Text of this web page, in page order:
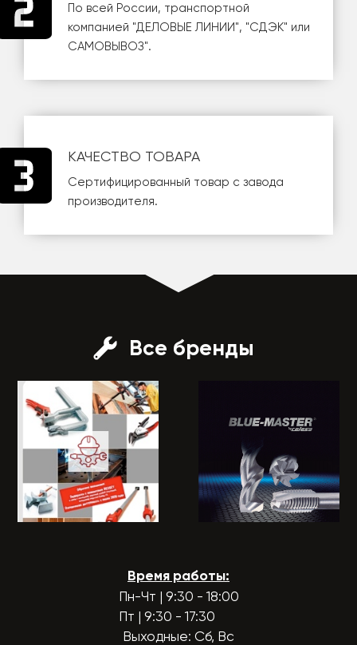
По всей России, транспортной
компанией "ДЕЛОВЫЕ ЛИНИИ", "СДЭК" или
САМОВЫВОЗ".
КАЧЕСТВО ТОВАРА
Сертифицированный товар с завода
производителя.
Все бренды
Время работы:
Пн-Чт | 9:30 - 18:00
Пт | 9:30 - 17:30
Выходные: Сб, Вс